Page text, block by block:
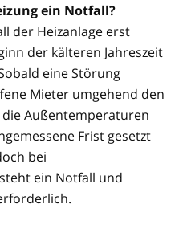
ein Notfall?
der Heizanlage erst
der kälteren Jahreszeit
eine Störung
Mieter umgehend den
Außentemperaturen
Frist gesetzt
bei
ein Notfall und